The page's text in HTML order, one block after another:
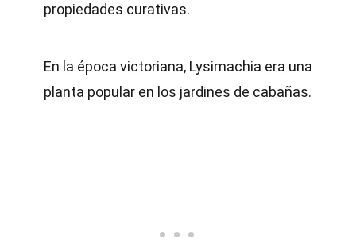
propiedades curativas.
En la época victoriana, Lysimachia era una
planta popular en los jardines de cabañas.